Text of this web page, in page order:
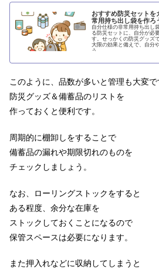
おすすめ防災セットを
常用持ち出し袋を作ろ
自分仕様の非常用持ち出し
る防災セットに、自分が必
す。せっかくの防災グッズ
大限の効果と備えで、自分
う。
このように、品数が多いと管理も大変で
防災グッズ＆備蓄品のリストを
作っておくと便利です。
周期的に棚卸しをすることで
備蓄品の漏れや期限切れのものを
チェックしましょう。
なお、ローリングストックをすると
ある程度、余分な在庫を
ストックしておくことになるので
保管スペースは必要になります。
また押入れなどに収納してしまうと